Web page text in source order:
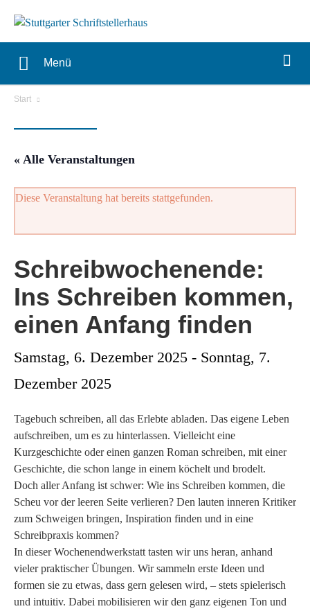
Menü
Start
« Alle Veranstaltungen
Diese Veranstaltung hat bereits stattgefunden.
Schreibwochenende:
Ins Schreiben kommen,
einen Anfang finden
Samstag, 6. Dezember 2025 - Sonntag, 7.
Dezember 2025
Tagebuch schreiben, all das Erlebte abladen. Das eigene Leben
aufschreiben, um es zu hinterlassen. Vielleicht eine
Kurzgeschichte oder einen ganzen Roman schreiben, mit einer
Geschichte, die schon lange in einem köchelt und brodelt.
Doch aller Anfang ist schwer: Wie ins Schreiben kommen, die
Scheu vor der leeren Seite verlieren? Den lauten inneren Kritiker
zum Schweigen bringen, Inspiration finden und in eine
Schreibpraxis kommen?
In dieser Wochenendwerkstatt tasten wir uns heran, anhand
vieler praktischer Übungen. Wir sammeln erste Ideen und
formen sie zu etwas, dass gern gelesen wird, – stets spielerisch
und intuitiv. Dabei mobilisieren wir den ganz eigenen Ton und